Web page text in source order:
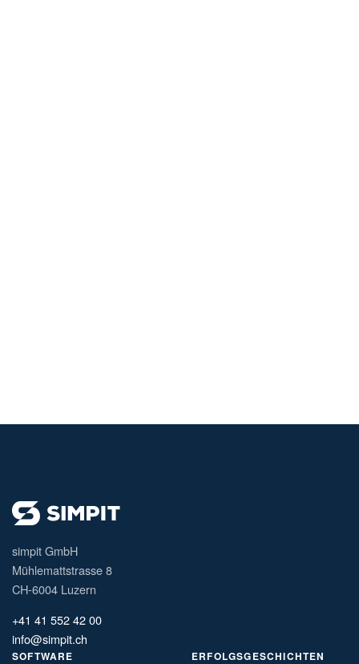
simpit GmbH
Mühlemattstrasse 8
CH-6004 Luzern
+41 41 552 42 00
info@simpit.ch
SOFTWARE ERFOLGSGESCHICHTEN